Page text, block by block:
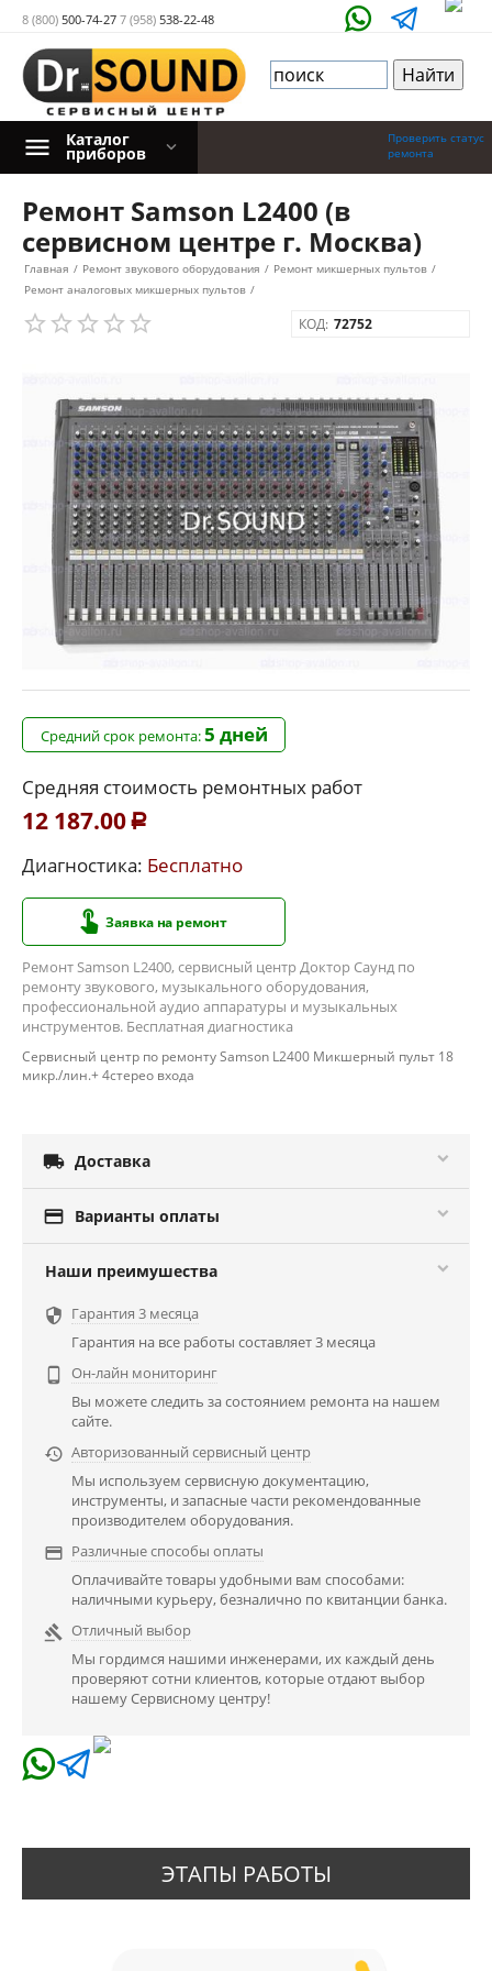
8 (800) 500-74-27 7 (958) 538-22-48
Проверить статус
ремонта
Каталог
приборов
Ремонт Samson L2400 (в
сервисном центре г. Москва)
Главная / Ремонт звукового оборудования / Ремонт микшерных пультов /
Ремонт аналоговых микшерных пультов /
КОД: 72752
Средний срок ремонта:5 дней
Средняя стоимость ремонтных работ
12 187.00 Р
Диагностика: Бесплатно
Заявка на ремонт
Ремонт Samson L2400, сервисный центр Доктор Саунд по
ремонту звукового, музыкального оборудования,
профессиональной аудио аппаратуры и музыкальных
инструментов. Бесплатная диагностика
Сервисный центр по ремонту Samson L2400 Микшерный пульт 18
микр./лин.+ 4стерео входа
 Доставка
 Варианты оплаты
Наши преимушества
 Гарантия 3 месяца
Гарантия на все работы составляет 3 месяца

Он-лайн мониторинг
Вы можете следить за состоянием ремонта на нашем
сайте.
 Авторизованный сервисный центр
Мы используем сервисную документацию,
инструменты, и запасные части рекомендованные
производителем оборудования.
 Различные способы оплаты
Оплачивайте товары удобными вам способами:
наличными курьеру, безналично по квитанции банка.
 Отличный выбор
Мы гордимся нашими инженерами, их каждый день
проверяют сотни клиентов, которые отдают выбор
нашему Сервисному центру!
ЭТАПЫ РАБОТЫ